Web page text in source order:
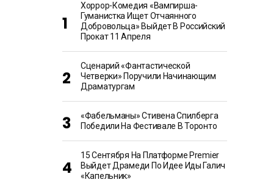
Хоррор-Комедия «Вампирша-
Гуманистка Ищет Отчаянного
Добровольца» Выйдет В Российский
Прокат 11 Апреля
Сценарий «Фантастической
Четверки» Поручили Начинающим
Драматургам
«Фабельманы» Стивена Спилберга
Победили На Фестивале В Торонто
15 Сентября На Платформе Premier
Выйдет Драмеди По Идее Иды Галич
«Капельник»